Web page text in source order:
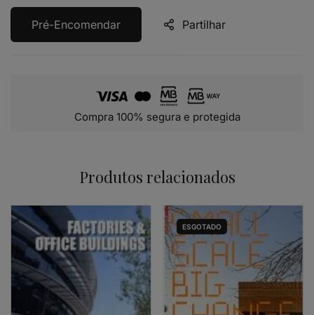
Pré-Encomendar Partilhar
Compra 100% segura e protegida
Produtos relacionados
ESGOTADO